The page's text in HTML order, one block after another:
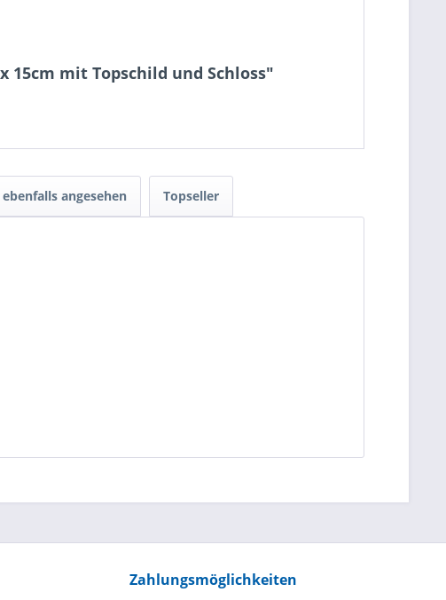
mit Topschild und Schloss"
angesehen Topseller
Zahlungsmöglichkeiten